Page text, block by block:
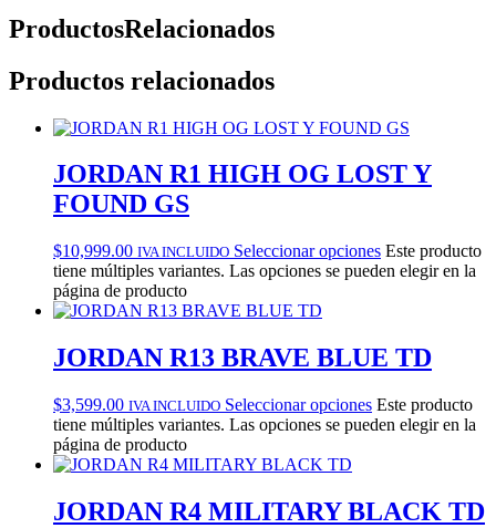
ProductosRelacionados
Productos relacionados
JORDAN R1 HIGH OG LOST Y
FOUND GS
$10,999.00 IVA INCLUIDO Seleccionar opciones Este producto
tiene múltiples variantes. Las opciones se pueden elegir en la
página de producto
JORDAN R13 BRAVE BLUE TD
$3,599.00 IVA INCLUIDO Seleccionar opciones Este producto
tiene múltiples variantes. Las opciones se pueden elegir en la
página de producto
JORDAN R4 MILITARY BLACK TD